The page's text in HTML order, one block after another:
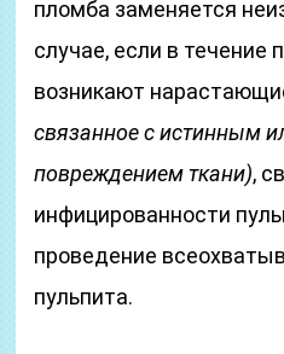
пломба заменяется
случае, если в течение
возникают
связанное с истинным
повреждением ткани),
инфицированности
проведение
пульпита.